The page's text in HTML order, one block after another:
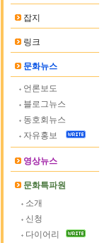
잡지
링크
문화뉴스
언론보도
블로그뉴스
동호회뉴스
자유홍보
영상뉴스
문화특파원
소개
신청
다이어리